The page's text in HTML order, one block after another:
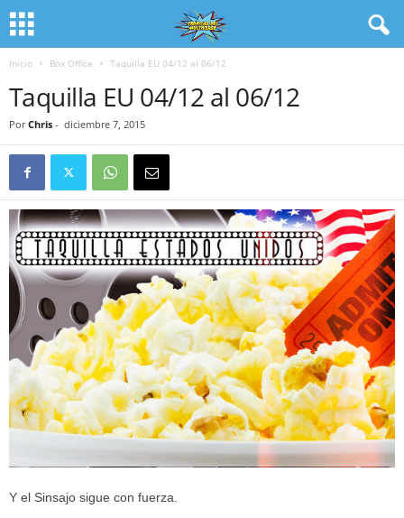
Inicio Box Office Taquilla EU 04/12 al 06/12
Taquilla EU 04/12 al 06/12
Por Chris - diciembre 7, 2015
Y el Sinsajo sigue con fuerza.